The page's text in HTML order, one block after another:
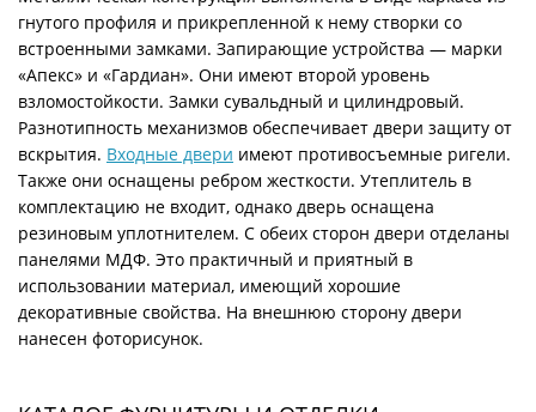
гнутого профиля и прикрепленной к нему створки со
встроенными замками. Запирающие устройства — марки
«Апекс» и «Гардиан». Они имеют второй уровень
взломостойкости. Замки сувальдный и цилиндровый.
Разнотипность механизмов обеспечивает двери защиту от
вскрытия. Входные двери имеют противосъемные ригели.
Также они оснащены ребром жесткости. Утеплитель в
комплектацию не входит, однако дверь оснащена
резиновым уплотнителем. С обеих сторон двери отделаны
панелями МДФ. Это практичный и приятный в
использовании материал, имеющий хорошие
декоративные свойства. На внешнюю сторону двери
нанесен фоторисунок.